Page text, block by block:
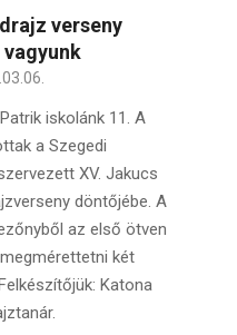
verseny
iskolánk 11. A
a Szegedi
XV. Jakucs
döntőjébe. A
az első ötven
két
Katona